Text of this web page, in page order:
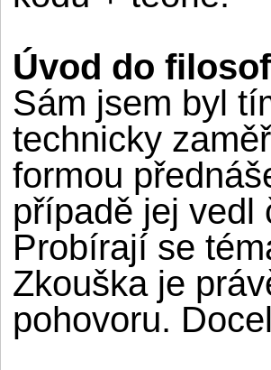
Úvod do
Sám jsem byl
technicky
formou
případě jej vedl
Probírají se
Zkouška je
pohovoru.